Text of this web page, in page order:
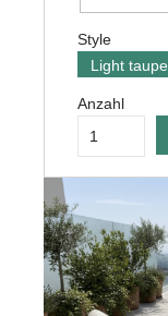
Style
Anzahl